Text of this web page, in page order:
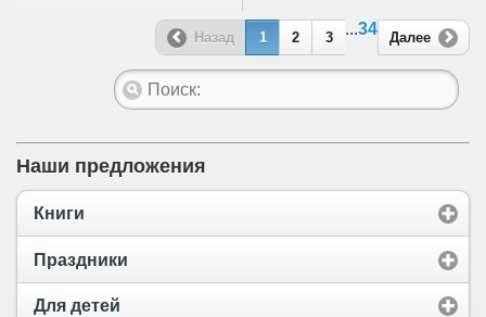
Назад 1 2 3
...34
Далее
Наши предложения
Книги
Праздники
Для детей